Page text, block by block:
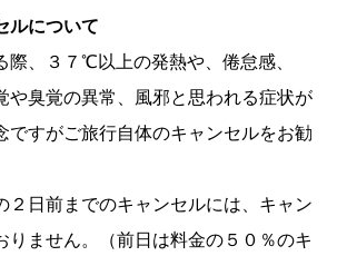
ルについて
際、３７℃以上の発熱や、倦怠感、
や臭覚の異常、風邪と思われる症状が
ですがご旅行自体のキャンセルをお勧
日前までのキャンセルには、キャン
りません。（前日は料金の５０％のキ